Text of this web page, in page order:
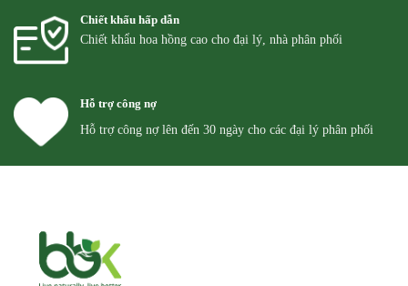
Chiết khấu hấp dẫn
Chiết khẩu hoa hồng cao cho đại lý, nhà phân phối
Hỗ trợ công nợ
Hỗ trợ công nợ lên đến 30 ngày cho các đại lý phân phối